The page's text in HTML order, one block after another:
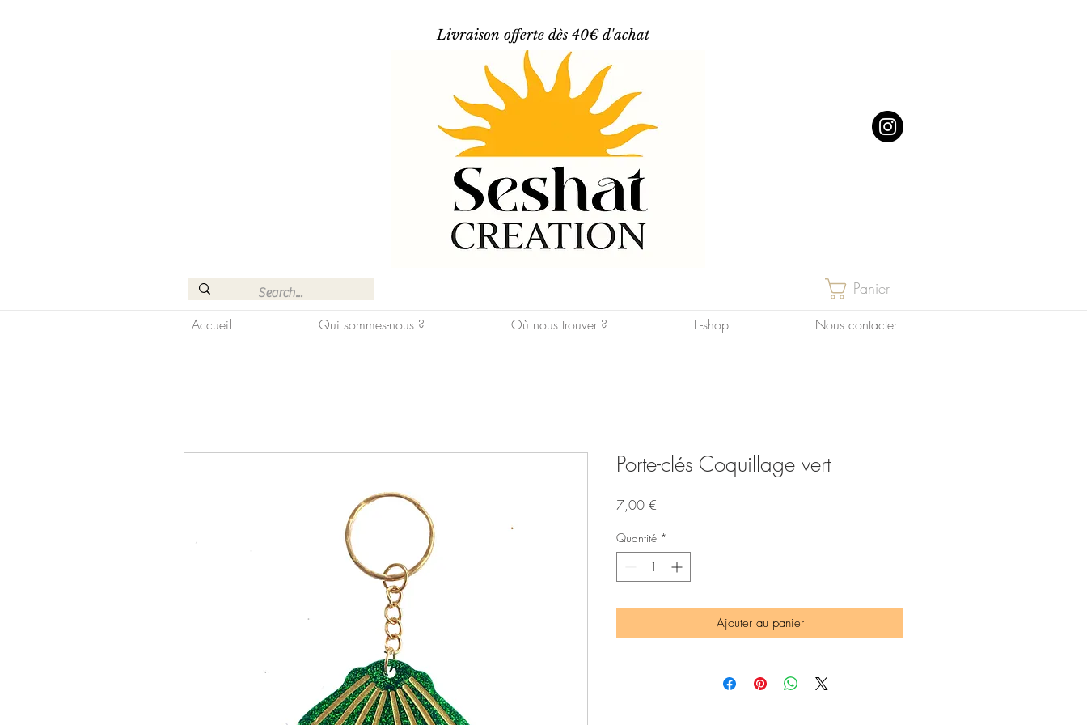
Livraison offerte dès 40€ d'achat
Panier
Accueil Qui sommes-nous ? Où nous trouver ? E-shop Nous contacter
Porte-clés Coquillage vert
7,00 €
Quantité *
Ajouter au panier